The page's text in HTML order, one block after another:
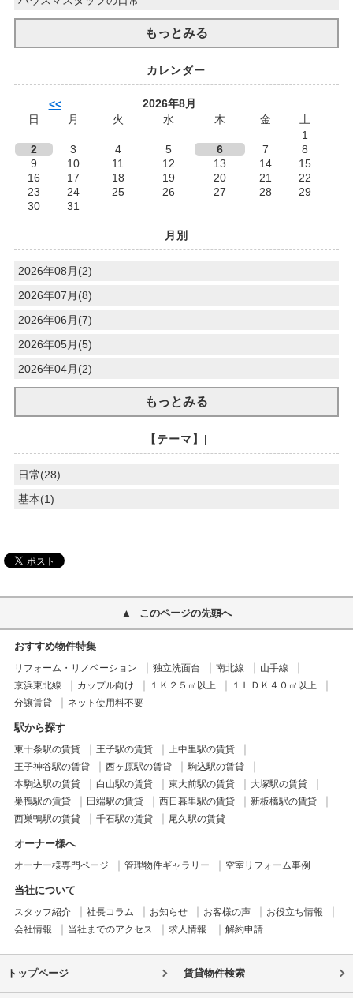
もっとみる
カレンダー
<<
2026年8月
日
月 火 水 木 金
土
1
2
3 4 5 6 7
8
9
10 11 12 13 14
15
16
17 18 19 20 21
22
23
24 25 26 27 28
29
30
31
月別
2026年08月(2)
2026年07月(8)
2026年06月(7)
2026年05月(5)
2026年04月(2)
もっとみる
【テーマ】|
日常(28)
基本(1)
このページの先頭へ
おすすめ物件特集
リフォーム・リノベーション 独立洗面台 南北線
山手線
京浜東北線
カップル向け １Ｋ２５㎡以上
１ＬＤＫ４０㎡以上
分譲賃貸
ネット使用料不要
駅から探す
東十条駅の賃貸 王子駅の賃貸
上中里駅の賃貸
王子神谷駅の賃貸
西ヶ原駅の賃貸
駒込駅の賃貸
本駒込駅の賃貸
白山駅の賃貸 東大前駅の賃貸
大塚駅の賃貸
巣鴨駅の賃貸
田端駅の賃貸 西日暮里駅の賃貸
新板橋駅の賃貸
西巣鴨駅の賃貸
千石駅の賃貸 尾久駅の賃貸
オーナー様へ
オーナー様専門ページ 管理物件ギャラリー 空室リフォーム事例
当社について
スタッフ紹介 社長コラム お知らせ お客様の声
お役立ち情報
会社情報
当社までのアクセス 求人情報 解約申請
トップページ 賃貸物件検索